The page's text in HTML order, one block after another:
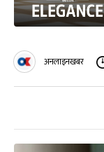
अनलाइनखबर